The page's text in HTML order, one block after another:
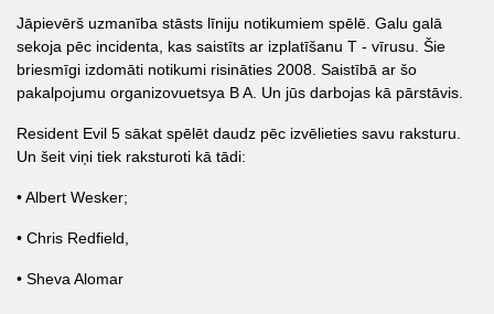
Jāpievērš uzmanība stāsts līniju notikumiem spēlē. Galu galā
sekoja pēc incidenta, kas saistīts ar izplatīšanu T - vīrusu. Šie
briesmīgi izdomāti notikumi risināties 2008. Saistībā ar šo
pakalpojumu organizovuetsya B A. Un jūs darbojas kā pārstāvis.
Resident Evil 5 sākat spēlēt daudz pēc izvēlieties savu raksturu.
Un šeit viņi tiek raksturoti kā tādi:
• Albert Wesker;
• Chris Redfield,
• Sheva Alomar